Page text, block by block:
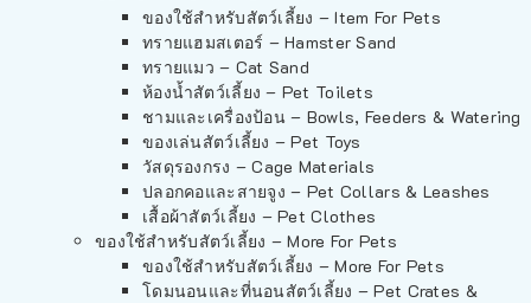
ของใช้สำหรับสัตว์เลี้ยง – Item For Pets
ทรายแฮมสเตอร์ – Hamster Sand
ทรายแมว – Cat Sand
ห้องน้ำสัตว์เลี้ยง – Pet Toilets
ชามและเครื่องป้อน – Bowls, Feeders & Watering
ของเล่นสัตว์เลี้ยง – Pet Toys
วัสดุรองกรง – Cage Materials
ปลอกคอและสายจูง – Pet Collars & Leashes
เสื้อผ้าสัตว์เลี้ยง – Pet Clothes
ของใช้สำหรับสัตว์เลี้ยง – More For Pets
ของใช้สำหรับสัตว์เลี้ยง – More For Pets
โดมนอนและที่นอนสัตว์เลี้ยง – Pet Crates &